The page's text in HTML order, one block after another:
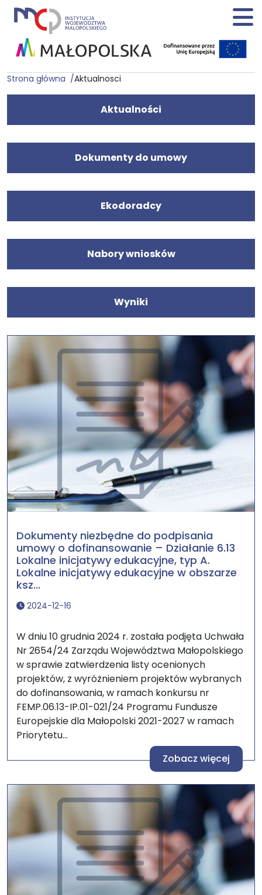
Strona główna Aktualnosci
Aktualności
Dokumenty do umowy
Ekodoradcy
Nabory wniosków
Wyniki
Dokumenty niezbędne do podpisania
umowy o dofinansowanie – Działanie 6.13
Lokalne inicjatywy edukacyjne, typ A.
Lokalne inicjatywy edukacyjne w obszarze
ksz...
2024-12-16
W dniu 10 grudnia 2024 r. została podjęta Uchwała
Nr 2654/24 Zarządu Województwa Małopolskiego
w sprawie zatwierdzenia listy ocenionych
projektów, z wyróżnieniem projektów wybranych
do dofinansowania, w ramach konkursu nr
FEMP.06.13-IP.01-021/24 Programu Fundusze
Europejskie dla Małopolski 2021-2027 w ramach
Priorytetu...
Zobacz więcej